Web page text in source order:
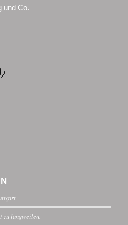
und Co.
zu langweilen.